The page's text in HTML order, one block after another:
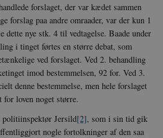
forslaget, der var kædet sammen
forslag paa andre omraader, var der kun 1
nye stk. 4 til vedtagelse. Baade under
i tinget førtes en større debat, som
ved forslaget. Ved 2. behandling
imod bestemmelsen, 92 for. Ved 3.
denne bestemmelse, men hele forslaget
loven noget større.
Jersild[2], som i sin tid gik
nogle fortolkninger af den saa